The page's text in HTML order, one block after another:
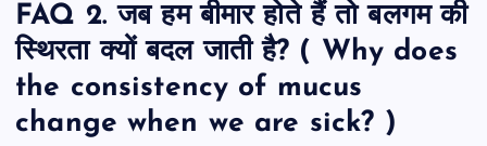
FAQ 2. जब हम बीमार होते हैं तो बलगम की
स्थिरता क्यों बदल जाती है? ( Why does
the consistency of mucus
change when we are sick? )